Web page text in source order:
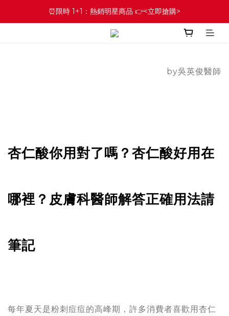
⏰限時 1+1：熱銷明星商品 👉<立即搶購>
by吳英俊醫師
杏仁酸你用對了嗎？杏仁酸好用在
哪裡？皮膚科醫師解答正確用法請
筆記
每年夏天是粉刺痘痘的高峰期，許多消費者喜歡用杏仁